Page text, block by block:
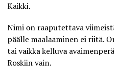
Kaikki.
Nimi on raaputettava
päälle maalaaminen ei riitä.
tai vaikka kelluva
Roskiin vain.